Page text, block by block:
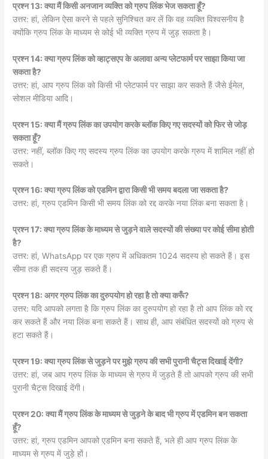
प्रश्न 13: क्या मैं किसी अनजान व्यक्ति को ग्रुप लिंक भेज सकता हूँ?
उत्तर: हां, लेकिन ऐसा करने से पहले सुनिश्चित कर लें कि वह व्यक्ति विश्वसनीय है
क्योंकि ग्रुप लिंक के माध्यम से कोई भी व्यक्ति ग्रुप में जुड़ सकता है।
प्रश्न 14: क्या ग्रुप लिंक को व्हाट्सएप के अलावा अन्य प्लेटफार्म पर साझा किया जा
सकता है?
उत्तर: हां, आप ग्रुप लिंक को किसी भी प्लेटफार्म पर साझा कर सकते हैं जैसे ईमेल,
सोशल मीडिया आदि।
प्रश्न 15: क्या मैं ग्रुप लिंक का उपयोग करके ब्लॉक किए गए सदस्यों को फिर से जोड़
सकता हूँ?
उत्तर: नहीं, ब्लॉक किए गए सदस्य ग्रुप लिंक का उपयोग करके ग्रुप में शामिल नहीं हो
सकते।
प्रश्न 16: क्या ग्रुप लिंक को एडमिन द्वारा किसी भी समय बदला जा सकता है?
उत्तर: हां, ग्रुप एडमिन किसी भी समय लिंक को रद्द करके नया लिंक बना सकता है।
प्रश्न 17: क्या ग्रुप लिंक के माध्यम से जुड़ने वाले सदस्यों की संख्या पर कोई सीमा होती
है?
उत्तर: हां, WhatsApp पर एक ग्रुप में अधिकतम 1024 सदस्य हो सकते हैं। इस
सीमा तक ही सदस्य जुड़ सकते हैं।
प्रश्न 18: अगर ग्रुप लिंक का दुरुपयोग हो रहा है तो क्या करूँ?
उत्तर: यदि आपको लगता है कि ग्रुप लिंक का दुरुपयोग हो रहा है तो आप लिंक को रद्द
कर सकते हैं और नया लिंक बना सकते हैं। साथ ही, आप संबंधित सदस्यों को ग्रुप से
हटा सकते हैं।
प्रश्न 19: क्या ग्रुप लिंक से जुड़ने पर मुझे ग्रुप की सभी पुरानी चैट्स दिखाई देंगी?
उत्तर: हां, जब आप ग्रुप लिंक के माध्यम से ग्रुप में जुड़ते हैं तो आपको ग्रुप की सभी
पुरानी चैट्स दिखाई देंगी।
प्रश्न 20: क्या मैं ग्रुप लिंक के माध्यम से जुड़ने के बाद भी ग्रुप में एडमिन बन सकता
हूँ?
उत्तर: हां, ग्रुप एडमिन आपको एडमिन बना सकते हैं, भले ही आप ग्रुप लिंक के
माध्यम से ग्रुप में जुड़े हों।